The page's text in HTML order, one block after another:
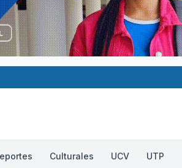
Culturales UCV UTP